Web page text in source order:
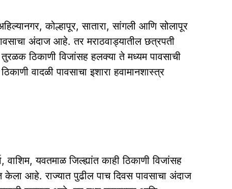
कोल्हापूर, सातारा, सांगली आणि सोलापूर
अंदाज आहे. तर मराठवाड्यातील छत्रपती
ठिकाणी विजांसह हलक्या ते मध्यम पावसाची
वादळी पावसाचा इशारा हवामानशास्त्र
वाशिम, यवतमाळ जिल्ह्यांत काही ठिकाणी विजांसह
केला आहे. राज्यात पुढील पाच दिवस पावसाचा अंदाज